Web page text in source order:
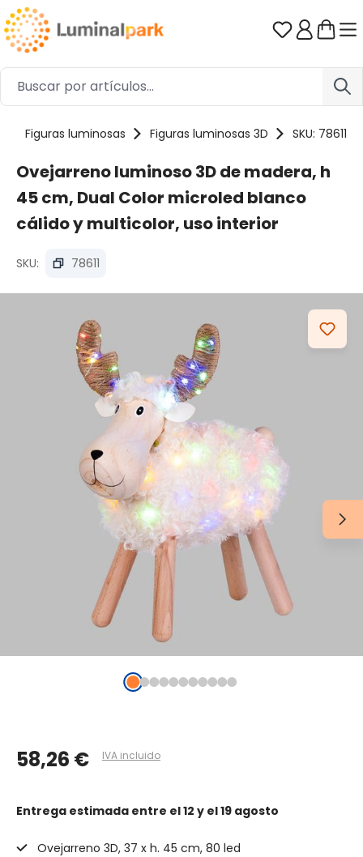
Saltar al contenido principal Tienes 0
Figuras luminosas Figuras luminosas 3D SKU: 78611
Ovejarreno luminoso 3D de madera, h
45 cm, Dual Color microled blanco
cálido y multicolor, uso interior
SKU: 78611
58,26 € IVA incluido
Entrega estimada entre el 12 y el 19 agosto
Ovejarreno 3D, 37 x h. 45 cm, 80 led